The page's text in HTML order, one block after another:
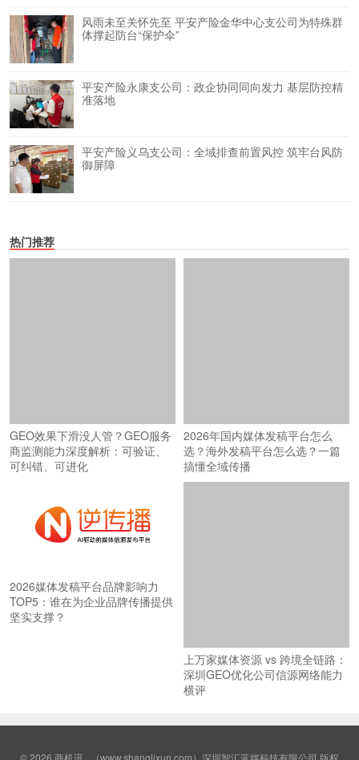
风雨未至关怀先至 平安产险金华中心支公司为特殊群
体撑起防台“保护伞”
平安产险永康支公司：政企协同同向发力 基层防控精
准落地
平安产险义乌支公司：全域排查前置风控 筑牢台风防
御屏障
热门推荐
GEO效果下滑没人管？GEO服务
商监测能力深度解析：可验证、
可纠错、可进化
2026年国内媒体发稿平台怎么
选？海外发稿平台怎么选？一篇
搞懂全域传播
2026媒体发稿平台品牌影响力
TOP5：谁在为企业品牌传播提供
坚实支撑？
上万家媒体资源 vs 跨境全链路：
深圳GEO优化公司信源网络能力
横评
© 2026 商机讯 （www.shangjixun.com）深圳智汇蓝媒科技有限公司 版权